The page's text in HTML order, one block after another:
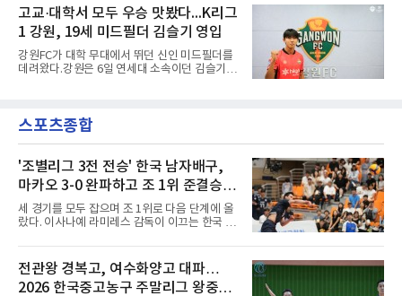
관심을 받았는데, 18개월간 이어진 재계약 협상
이 한때 교착됐기 때문이다. 그러
구단 소집 명단에 이강인이 포함되면서 변수가
없는 한 그의 첫 출격은 서울이 된다.등번호부터
무게가 실렸다. 이강인은 첫 경기부터 7번을 단
다. 2010년대 팀의 전성기를 이끈 앙투안 그리즈
만이 달았던 번호다.합류 과정은 순탄치 않았다.
스페인으로 건너가려던 그는 병역 특례 행정 절
짧게 호흡을 맞춰 경기에 나선다.역할도 관심사
다. 유려한 탈압박과
고교·대학서 모두 우승 맛봤다...K리그
1 강원, 19세 미드필더 김슬기 영입
강원FC가 대학 무대에서 뛰던 신인 미드필더를
데려왔다.강원은 6일 연세대 소속이던 김슬기
리그와 추계전국고등대회 우승에 기여했고, 올
해 연세대 진학 후에는 춘계한산대첩기대학대회
표팀 훈련에도 소집됐다.김슬기는 입단하게 돼
기쁘고 영광이라며 프로 무대에서도 성장해 팀
에 꼭 필요한 선수가 되겠다고 각오를 밝혔다.
스포츠종합
'조별리그 3전 전승' 한국 남자배구,
마카오 3-0 완파하고 조 1위 준결승
진출
세 경기를 모두 잡으며 조 1위로 다음 단계에 올
랐다. 이사나예 라미레스 감독이 이끄는 한국 남
아남자선수권대회 조별리그를 3연승으로 마무
리했다.대표팀은 7일 몽골 울란바타르 AVA 아레
나에서 열린 대회 B조 조별리그 3차전에서 마카
오(119위)를 세트 점수 3-0(25-18 25-16 25-15)
전관왕 경복고, 여수화양고 대파…
2026 한국중고농구 주말리그 왕중왕